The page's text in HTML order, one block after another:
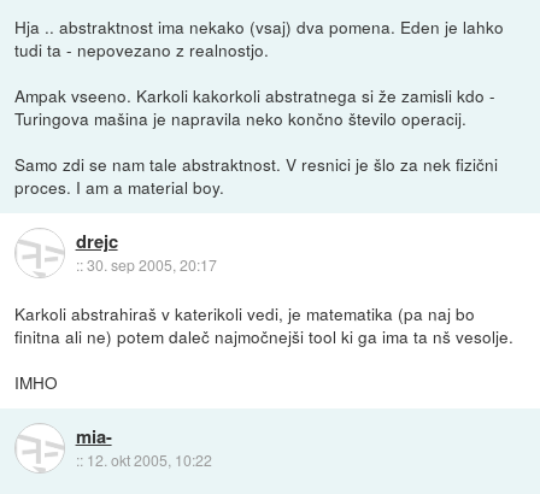
Hja .. abstraktnost ima nekako (vsaj) dva pomena. Eden je lahko
tudi ta - nepovezano z realnostjo.
Ampak vseeno. Karkoli kakorkoli abstratnega si že zamisli kdo -
Turingova mašina je napravila neko končno število operacij.
Samo zdi se nam tale abstraktnost. V resnici je šlo za nek fizični
proces. I am a material boy.
drejc
::30. sep 2005, 20:17
Karkoli abstrahiraš v katerikoli vedi, je matematika (pa naj bo
finitna ali ne) potem daleč najmočnejši tool ki ga ima ta nš vesolje.
IMHO
mia-
:: 12. okt 2005, 10:22